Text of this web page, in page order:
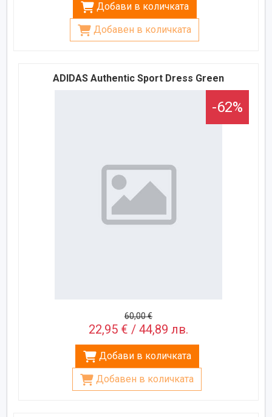
Добави в количката
Добавен в количката
ADIDAS Authentic Sport Dress Green
-62%
60,00 €
22,95 € / 44,89 лв.
Добави в количката
Добавен в количката